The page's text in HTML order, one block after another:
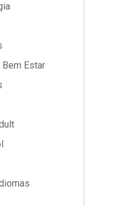
Bem Estar